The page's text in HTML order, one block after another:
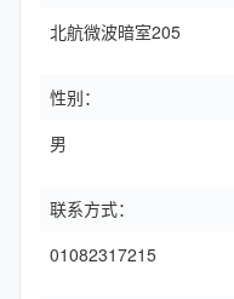
北航微波暗室205
性别：
男
联系方式：
01082317215